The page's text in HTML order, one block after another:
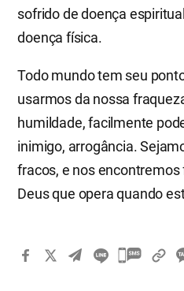
sofrido de doença
doença física.
Todo mundo tem seu
usarmos da nossa
humildade, facilmente
inimigo, arrogância.
fracos, e nos
Deus que opera quando